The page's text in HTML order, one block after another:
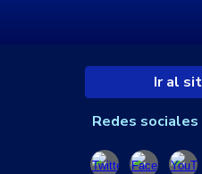
Ir al
Redes